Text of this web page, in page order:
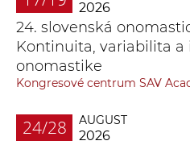
2026
24. slovenská
Kontinuita, variabilita a
onomastike
Kongresové centrum SAV
24/28 AUGUST
2026